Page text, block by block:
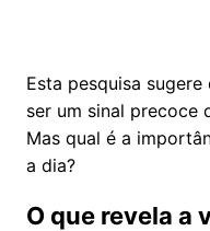
Esta pesquisa
ser um sinal precoce
Mas qual é a
a dia?
O que revela a